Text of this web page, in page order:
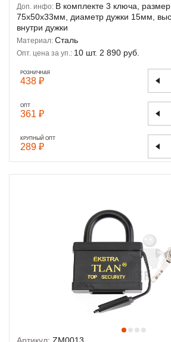
Доп. инфо: В комплекте 3 ключа,
75х50х33мм, диаметр дужки 15мм,
внутри дужки
Материал: Сталь
Опт. цена за уп.: 10 шт. 2 890 руб.
РОЗНИЧНАЯ
438 ₽
ОПТ
361 ₽
КРУПНЫЙ ОПТ
289 ₽
Артикул: ZM0013